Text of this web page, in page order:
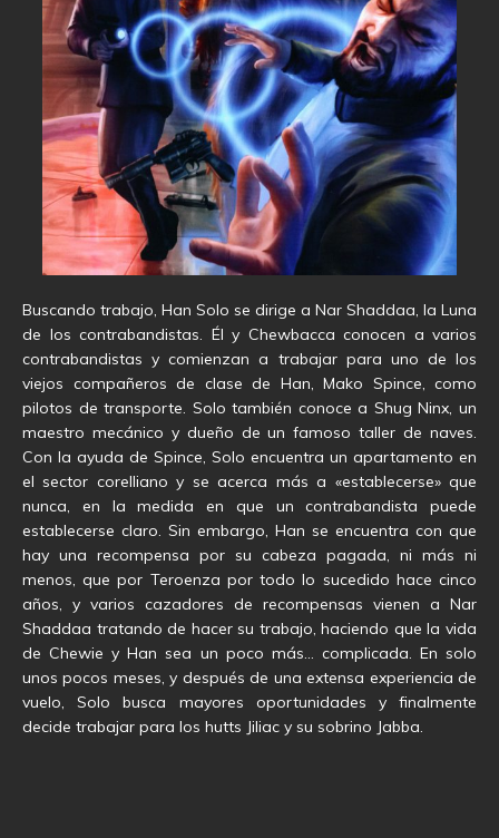
Buscando trabajo, Han Solo se dirige a Nar Shaddaa, la Luna
de los contrabandistas. Él y Chewbacca conocen a varios
contrabandistas y comienzan a trabajar para uno de los
viejos compañeros de clase de Han, Mako Spince, como
pilotos de transporte. Solo también conoce a Shug Ninx, un
maestro mecánico y dueño de un famoso taller de naves.
Con la ayuda de Spince, Solo encuentra un apartamento en
el sector corelliano y se acerca más a «establecerse» que
nunca, en la medida en que un contrabandista puede
establecerse claro. Sin embargo, Han se encuentra con que
hay una recompensa por su cabeza pagada, ni más ni
menos, que por Teroenza por todo lo sucedido hace cinco
años, y varios cazadores de recompensas vienen a Nar
Shaddaa tratando de hacer su trabajo, haciendo que la vida
de Chewie y Han sea un poco más… complicada. En solo
unos pocos meses, y después de una extensa experiencia de
vuelo, Solo busca mayores oportunidades y finalmente
decide trabajar para los hutts Jiliac y su sobrino Jabba.